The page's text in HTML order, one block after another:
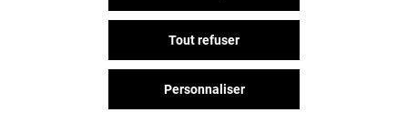
Tout refuser
Personnaliser